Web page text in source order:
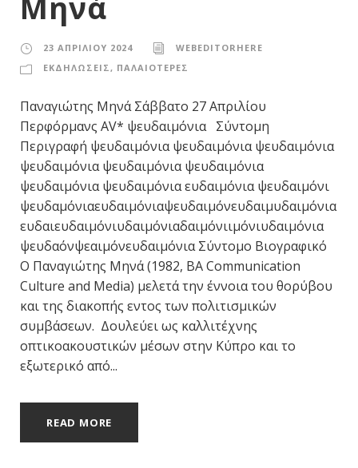
23 ΑΠΡΙΛΊΟΥ 2024
WEBEDITORHERE
ΕΚΔΗΛΩΣΕΙΣ , ΠΑΛΑΙΟΤΕΡΕΣ
Παναγιώτης Μηνά Σάββατο 27 Απριλίου
Περφόρμανς AV* ψευδαιμόνια Σύντομη
Περιγραφή ψευδαιμόνια ψευδαιμόνια ψευδαιμόνια
ψευδαιμόνια ψευδαιμόνια ψευδαιμόνια
ψευδαιμόνια ψευδαιμόνια ευδαιμόνια ψευδαιμόνι
ψευδαμόνιαευδαιμόνιαψευδαιμόνευδαιμυδαιμόνια
ευδαιευδαιμόνιυδαιμόνιαδαιμόνιιμόνιυδαιμόνια
ψευδαόνψεαιμόνευδαιμόνια Σύντομο Βιογραφικό
Ο Παναγιώτης Μηνά (1982, BA Communication
Culture and Media) μελετά την έννοια του θορύβου
και της διακοπής εντος των πολιτισμικών
συμβάσεων. Δουλεύει ως καλλιτέχνης
οπτικοακουστικών μέσων στην Κύπρο και το
εξωτερικό από...
READ MORE